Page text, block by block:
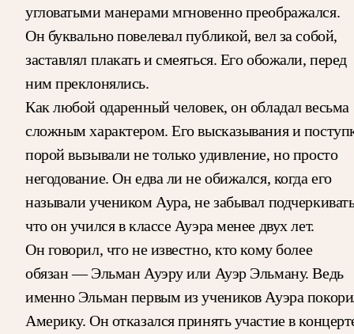
угловатыми манерами мгновенно преображался.
Он буквально повелевал публикой, вел за собой,
заставлял плакать и смеяться. Его обожали, перед
ним преклонялись.
Как любой одаренный человек, он обладал весьма
сложным характером. Его высказывания и
порой вызывали не только удивление, но просто
негодование. Он едва ли не обижался, когда его
называли учеником Аура, не забывал
что он учился в классе Ауэра менее двух лет.
Он говорил, что не известно, кто кому более
обязан — Эльман Ауэру или Ауэр Эльману. Ведь
именно Эльман первым из учеников Ауэра
Америку. Он отказался принять участие в